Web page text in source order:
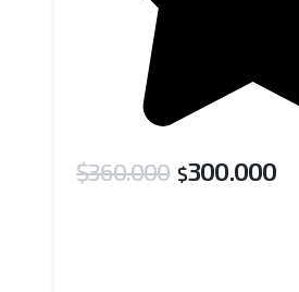
$360.000 $300.000